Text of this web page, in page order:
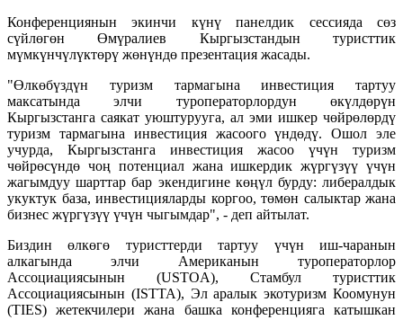
Конференциянын экинчи күнү панелдик сессияда сөз
сүйлөгөн Өмүралиев Кыргызстандын туристтик
мүмкүнчүлүктөрү жөнүндө презентация жасады.
"Өлкөбүздүн туризм тармагына инвестиция тартуу
максатында элчи туроператорлордун өкүлдөрүн
Кыргызстанга саякат уюштурууга, ал эми ишкер чөйрөлөрдү
туризм тармагына инвестиция жасоого үндөдү. Ошол эле
учурда, Кыргызстанга инвестиция жасоо үчүн туризм
чөйрөсүндө чоң потенциал жана ишкердик жүргүзүү үчүн
жагымдуу шарттар бар экендигине көңүл бурду: либералдык
укуктук база, инвестицияларды коргоо, төмөн салыктар жана
бизнес жүргүзүү үчүн чыгымдар", - деп айтылат.
Биздин өлкөгө туристтерди тартуу үчүн иш-чаранын
алкагында элчи Американын туроператорлор
Ассоциациясынын (USTOA), Стамбул туристтик
Ассоциациясынын (ISTTA), Эл аралык экотуризм Коомунун
(TIES) жетекчилери жана башка конференцияга катышкан